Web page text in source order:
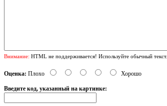
Внимание: HTML не поддерживается! Используйте обычный текст.
Оценка: Плохо Хорошо
Введите код, указанный на картинке: